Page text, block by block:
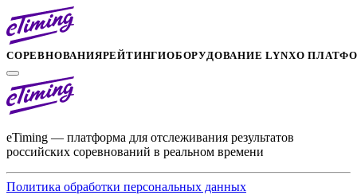
СОРЕВНОВАНИЯРЕЙТИНГИОБОРУДОВАНИЕ LYNXО
eTiming — платформа для отслеживания результатов
российских соревнований в реальном времени
Политика обработки персональных данных